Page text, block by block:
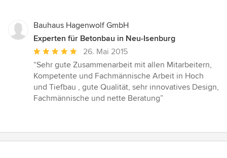
Bauhaus Hagenwolf GmbH
Experten für Betonbau in Neu-Isenburg
Durchschnittliche
Bewertung:
5
von
5
26. Mai 2015
“Sehr gute Zusammenarbeit mit allen Mitarbeitern,
Kompetente und Fachmännische Arbeit in Hoch
und Tiefbau , gute Qualität, sehr innovatives Design,
Fachmännische und nette Beratung”